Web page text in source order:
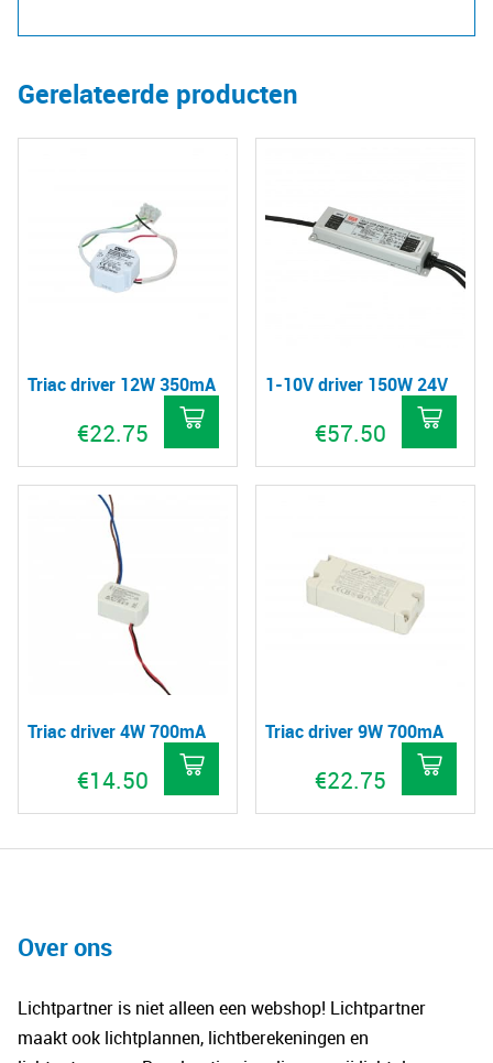
Gerelateerde producten
Triac driver 12W 350mA
€22.75
1-10V driver 150W 24V
€57.50
Triac driver 4W 700mA
€14.50
Triac driver 9W 700mA
€22.75
Over ons
Lichtpartner is niet alleen een webshop! Lichtpartner
maakt ook lichtplannen, lichtberekeningen en